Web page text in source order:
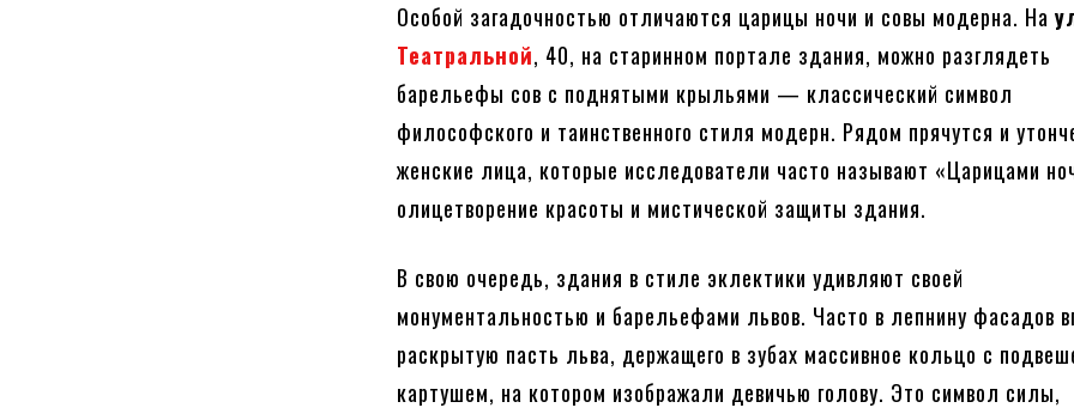
Особой загадочностью отличаются царицы ночи и совы модерна. На
Театральной, 40, на старинном портале здания, можно разглядеть
барельефы сов с поднятыми крыльями — классический символ
философского и таинственного стиля модерн. Рядом прячутся и
женские лица, которые исследователи часто называют «Царицами
олицетворение красоты и мистической защиты здания.
В свою очередь, здания в стиле эклектики удивляют своей
монументальностью и барельефами львов. Часто в лепнину фасадов
раскрытую пасть льва, держащего в зубах массивное кольцо с
картушем, на котором изображали девичью голову. Это символ силы,